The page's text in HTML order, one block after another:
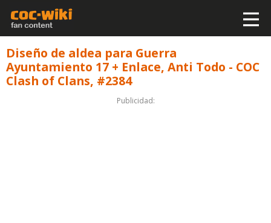
Diseño de aldea para Guerra
Ayuntamiento 17 + Enlace, Anti Todo - COC
Clash of Clans, #2384
Publicidad: